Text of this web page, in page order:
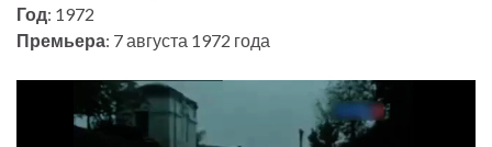
Год: 1972
Премьера: 7 августа 1972 года